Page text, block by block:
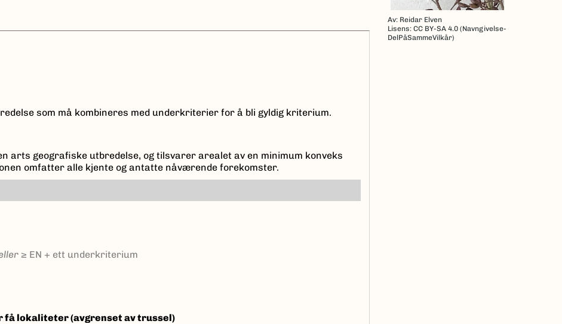
som må kombineres med underkriterier for å bli gyldig kriterium.
arts geografiske utbredelse, og tilsvarer arealet av en minimum konveks
omfatter alle kjente og antatte nåværende forekomster.
≥ EN + ett underkriterium
lokaliteter (avgrenset av trussel)
Av: Reidar Elven
Lisens: CC BY-SA 4.0 (Navngivelse-
DelPåSammeVilkår)